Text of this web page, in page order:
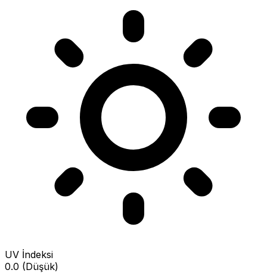
UV İndeksi
0.0 (Düşük)